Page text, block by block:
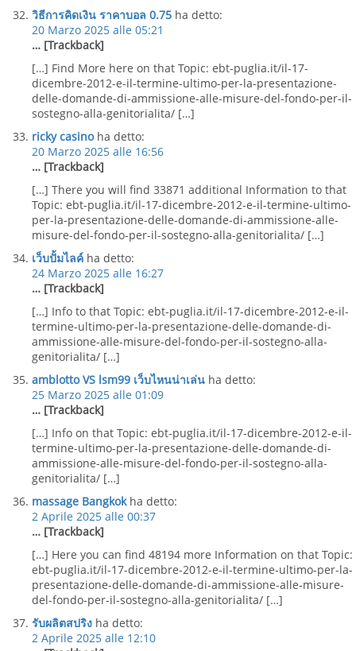
วิธีการคิดเงิน ราคาบอล 0.75 ha detto:
20 Marzo 2025 alle 05:21
… [Trackback]
[…] Find More here on that Topic: ebt-puglia.it/il-17-
dicembre-2012-e-il-termine-ultimo-per-la-presentazione-
delle-domande-di-ammissione-alle-misure-del-fondo-per-il-
sostegno-alla-genitorialita/ […]
ricky casino ha detto:
20 Marzo 2025 alle 16:56
… [Trackback]
[…] There you will find 33871 additional Information to that
Topic: ebt-puglia.it/il-17-dicembre-2012-e-il-termine-ultimo-
per-la-presentazione-delle-domande-di-ammissione-alle-
misure-del-fondo-per-il-sostegno-alla-genitorialita/ […]
เว็บปั้มไลค์ ha detto:
24 Marzo 2025 alle 16:27
… [Trackback]
[…] Info to that Topic: ebt-puglia.it/il-17-dicembre-2012-e-il-
termine-ultimo-per-la-presentazione-delle-domande-di-
ammissione-alle-misure-del-fondo-per-il-sostegno-alla-
genitorialita/ […]
amblotto VS lsm99 เว็บไหนน่าเล่น ha detto:
25 Marzo 2025 alle 01:09
… [Trackback]
[…] Info on that Topic: ebt-puglia.it/il-17-dicembre-2012-e-il-
termine-ultimo-per-la-presentazione-delle-domande-di-
ammissione-alle-misure-del-fondo-per-il-sostegno-alla-
genitorialita/ […]
massage Bangkok ha detto:
2 Aprile 2025 alle 00:37
… [Trackback]
[…] Here you can find 48194 more Information on that Topic:
ebt-puglia.it/il-17-dicembre-2012-e-il-termine-ultimo-per-la-
presentazione-delle-domande-di-ammissione-alle-misure-
del-fondo-per-il-sostegno-alla-genitorialita/ […]
รับผลิตสปริง ha detto:
2 Aprile 2025 alle 12:10